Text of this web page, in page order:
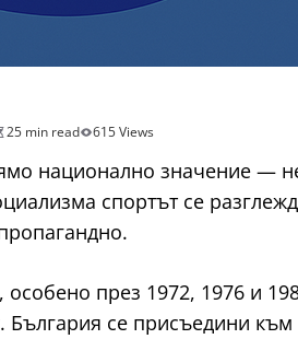
25 min read 615 Views
национално значение —
спортът се
през 1972, 1976 и
се присъедини към